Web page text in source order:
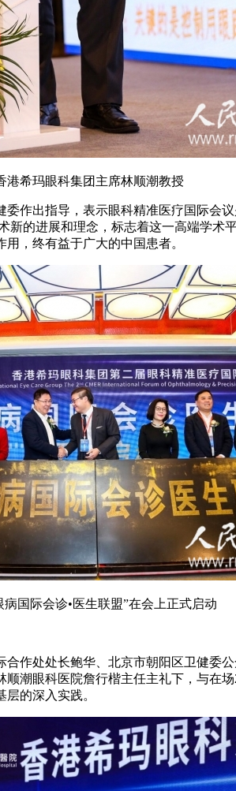
港希玛眼科集团主席林顺潮教授
出指导，表示眼科精准医疗国际会
的进展和理念，标志着这一高端学
，终有益于广大的中国患者。
病国际会诊•医生联盟”在会上正式启动
处处长鲍华、北京市朝阳区卫健委
潮眼科医院詹行楷主任主礼下，与在
的深入实践。